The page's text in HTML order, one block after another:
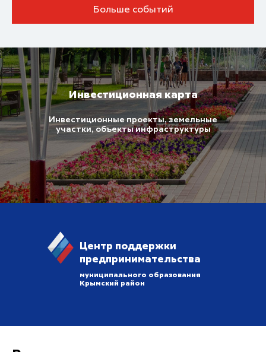
Больше событий
Инвестиционная карта
Инвестиционные проекты, земельные
участки, объекты инфраструктуры
Центр поддержки
предпринимательства
муниципального образования
Крымский район